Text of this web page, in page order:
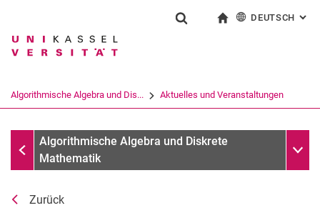
Springe direkt zu: Inhalt
Springe direkt zu: Suche
Springe direkt zu:
Suchbegriff
Suchen (öffnet externen Link in einem
DEUTSCH :
Algorithmische Algebra und Dis... Aktuelles und Veranstaltungen
Aktuelles und Veranstaltungen
Algorithmische Algebra und Diskrete
Mathematik
Zurück